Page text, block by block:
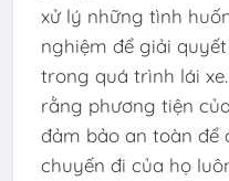
xử lý những tình
nghiệm để giải
trong quá trình lái
rằng phương tiện
đảm bảo an toàn để
chuyến đi của họ